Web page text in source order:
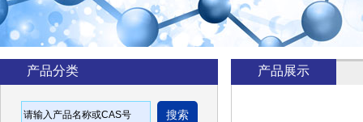
产品分类 产品展示